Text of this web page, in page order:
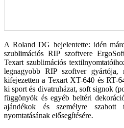
A Roland DG bejelentette: idén
szublimációs RIP szoftvere
Texart szublimációs
legnagyobb RIP szoftver gyártója,
kifejezetten a Texart XT-640 és RT-
ki sport és divatruházat, soft signok
függönyök és egyéb beltéri
ajándékok és személyre szabott
nyomtatásának elősegítésére.